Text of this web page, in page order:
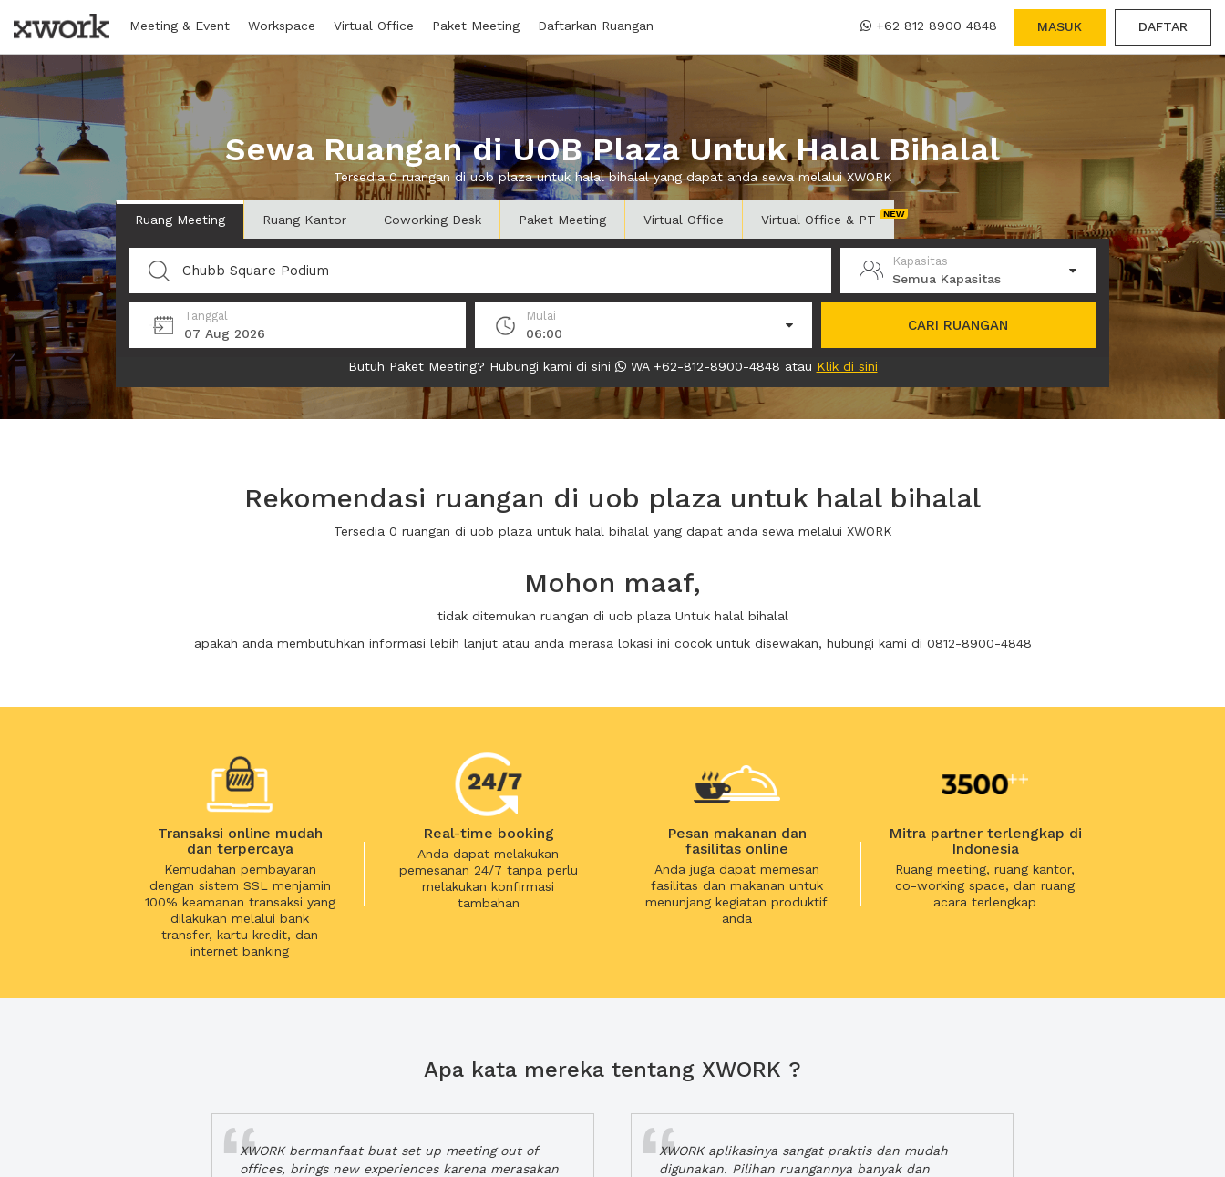
Meeting & Event Workspace Virtual Office Paket Meeting Daftarkan Ruangan +62 812 8900 4848 MASUK DAFTAR
Sewa Ruangan di UOB Plaza Untuk Halal Bihalal
Tersedia 0 ruangan di uob plaza untuk halal bihalal yang dapat anda sewa melalui XWORK
Ruang Meeting Ruang Kantor Coworking Desk Paket Meeting Virtual Office Virtual Office & PT
Kapasitas
Semua Kapasitas
Tanggal
07 Aug 2026
Mulai
06:00
CARI RUANGAN
Butuh Paket Meeting? Hubungi kami di sini WA +62-812-8900-4848 atau Klik di sini
Rekomendasi ruangan di uob plaza untuk halal bihalal
Tersedia 0 ruangan di uob plaza untuk halal bihalal yang dapat anda sewa melalui XWORK
Mohon maaf,
tidak ditemukan ruangan di uob plaza Untuk halal bihalal
apakah anda membutuhkan informasi lebih lanjut atau anda merasa lokasi ini cocok untuk disewakan, hubungi kami di 0812-8900-4848
Transaksi online mudah
dan terpercaya
Kemudahan pembayaran
dengan sistem SSL menjamin
100% keamanan transaksi yang
dilakukan melalui bank
transfer, kartu kredit, dan
internet banking
Real-time booking
Anda dapat melakukan
pemesanan 24/7 tanpa perlu
melakukan konfirmasi
tambahan
Pesan makanan dan
fasilitas online
Anda juga dapat memesan
fasilitas dan makanan untuk
menunjang kegiatan produktif
anda
Mitra partner terlengkap di
Indonesia
Ruang meeting, ruang kantor,
co-working space, dan ruang
acara terlengkap
Apa kata mereka tentang XWORK ?
XWORK bermanfaat buat set up meeting out of
offices, brings new experiences karena merasakan
XWORK aplikasinya sangat praktis dan mudah
digunakan. Pilihan ruangannya banyak dan